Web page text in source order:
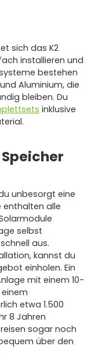
sich das K2
installieren und
bestehen
Aluminium, die
bleiben. Du
inklusive
unbesorgt eine
enthalten alle
selbst
aus.
kannst du
einholen. Ein
mit einem 10-
einem
etwa 1.500
8 Jahren
sogar noch
über den